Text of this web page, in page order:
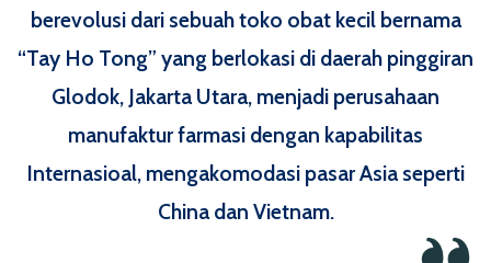
berevolusi dari sebuah toko obat kecil bernama
“Tay Ho Tong” yang berlokasi di daerah pinggiran
Glodok, Jakarta Utara, menjadi perusahaan
manufaktur farmasi dengan kapabilitas
Internasioal, mengakomodasi pasar Asia seperti
China dan Vietnam.